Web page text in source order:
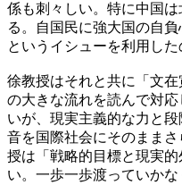
係も刺々しい。特に中国
る。自国民に強大国の自
というイシューを利用した
徐教授はそれと共に「文
の大きな流れを読んで対
いが、現実主義的な力と
音を国際社会にそのまま
授は「戦略的目標と現実
い。一歩一歩渡っていか